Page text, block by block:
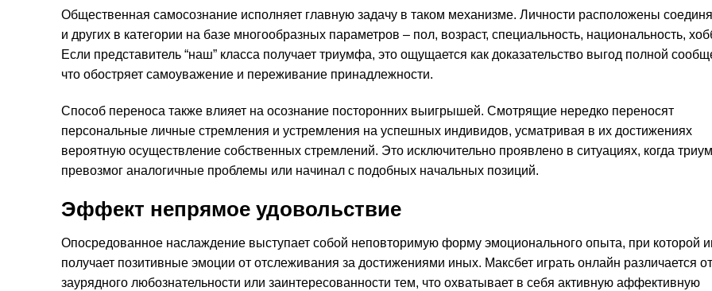
Общественная самосознание исполняет главную задачу в таком механизме. Личности расположены
и других в категории на базе многообразных параметров – пол, возраст, специальность, национальность,
Если представитель “наш” класса получает триумфа, это ощущается как доказательство выгод полной
что обостряет самоуважение и переживание принадлежности.
Способ переноса также влияет на осознание посторонних выигрышей. Смотрящие нередко переносят
персональные личные стремления и устремления на успешных индивидов, усматривая в их достижениях
вероятную осуществление собственных стремлений. Это исключительно проявлено в ситуациях, когда
превозмог аналогичные проблемы или начинал с подобных начальных позиций.
Эффект непрямое удовольствие
Опосредованное наслаждение выступает собой неповторимую форму эмоционального опыта, при которой
получает позитивные эмоции от отслеживания за достижениями иных. Максбет играть онлайн различается от
заурядного любознательности или заинтересованности тем, что охватывает в себя активную аффективную